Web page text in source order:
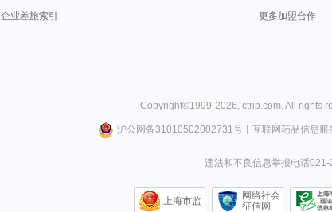
企业差旅索引
更多加盟合作
Copyright©1999-2026, ctrip.com. All rights
沪公网备31010502002731号丨 互联网药品信息服
违法和不良信息举报电话
上海市监
网络社会
征信网